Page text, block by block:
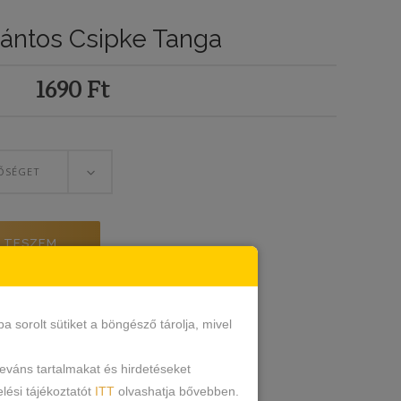
Csipke Tanga
1690 Ft
TESZEM
sorolt sütiket a böngésző tárolja, mivel
tartalmakat és hirdetéseket
tájékoztatót ITT olvashatja bővebben.